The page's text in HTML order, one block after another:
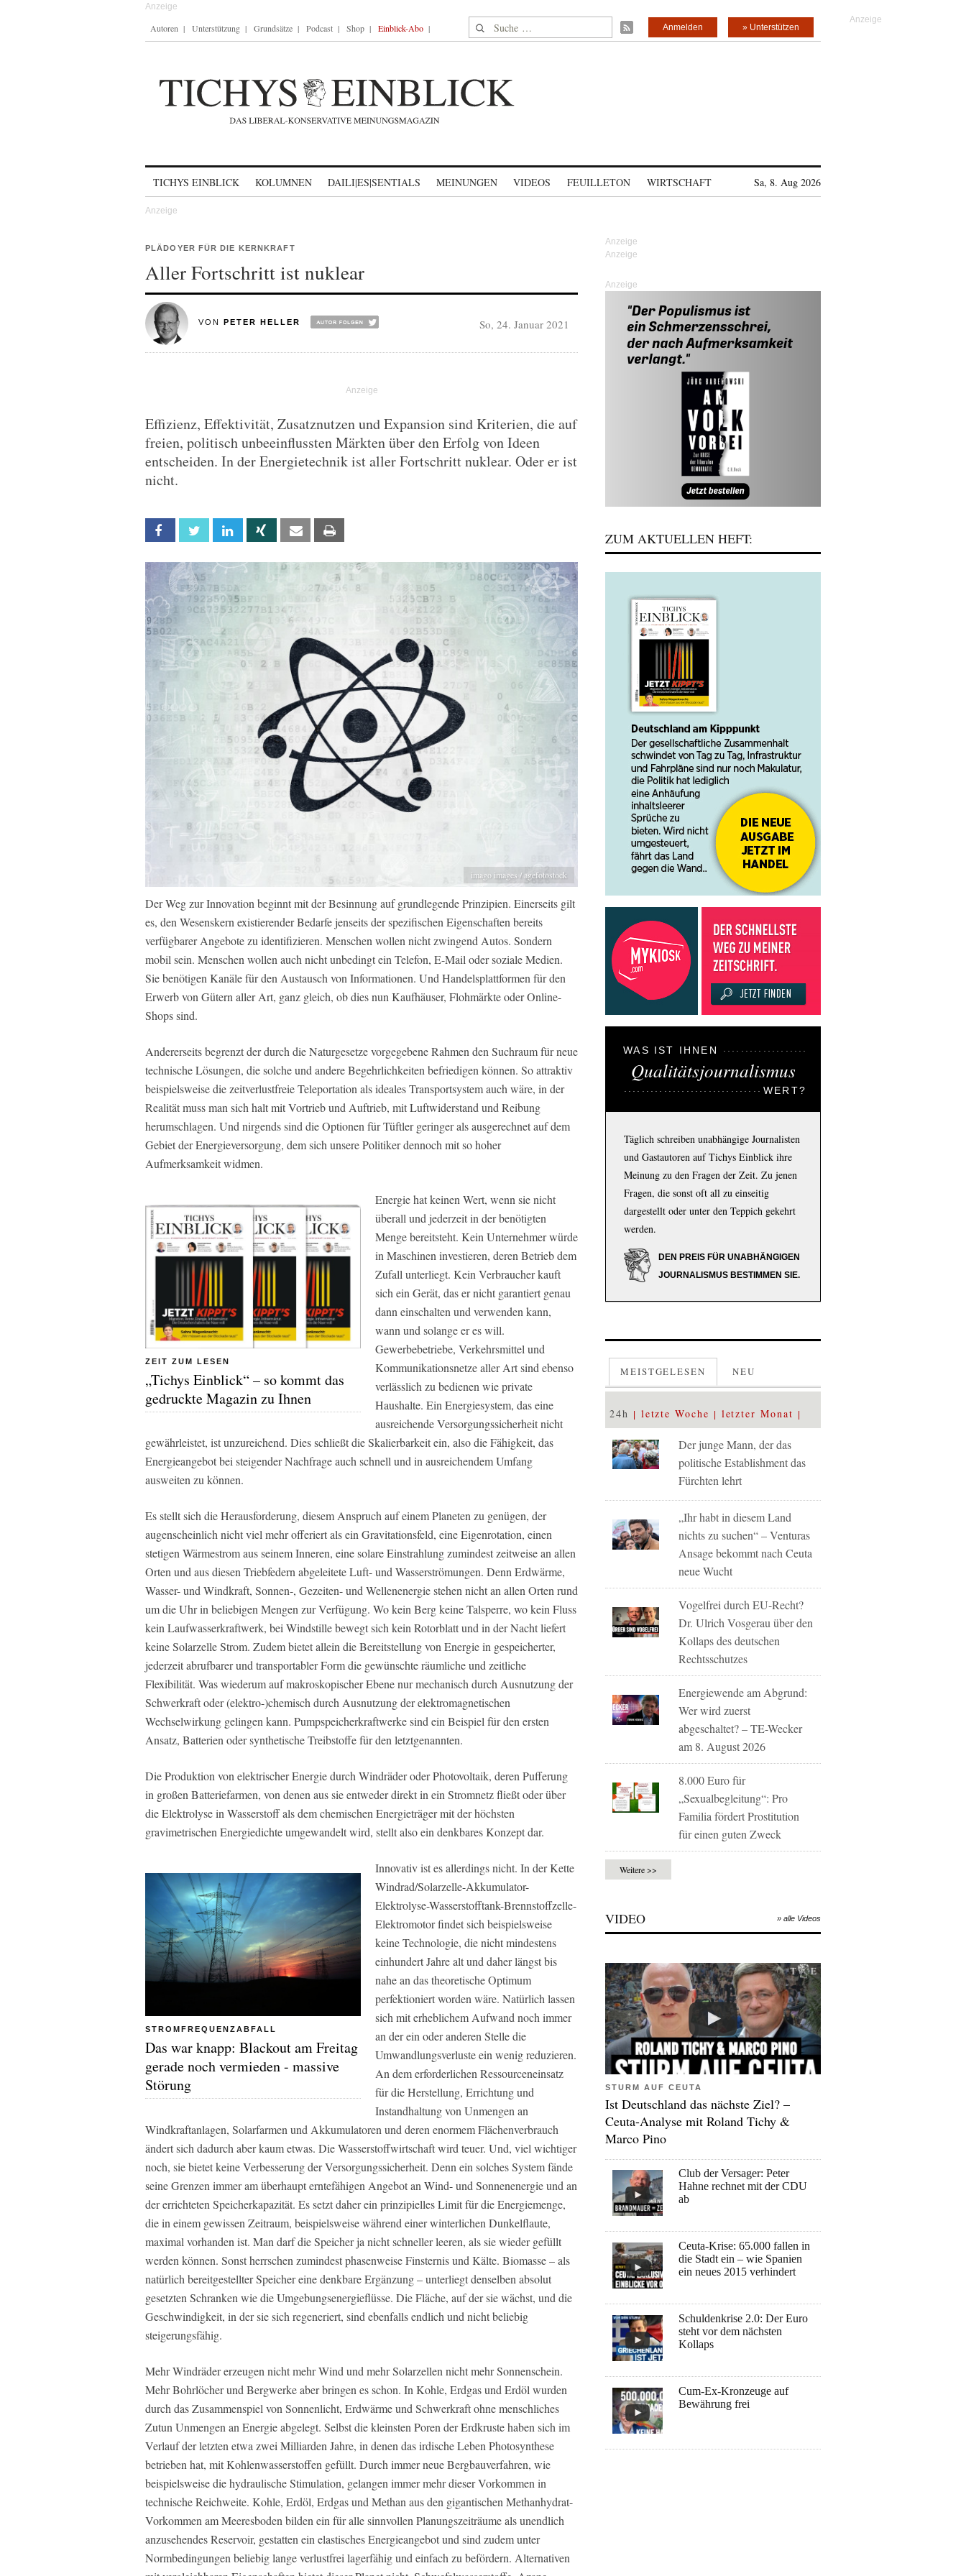
Autoren Unterstützung Grundsätze Podcast Shop Einblick-Abo Suche nach: » Unterstützen
Anmelden
TICHYS EINBLICK KOLUMNEN DAILI|ES|SENTIALS MEINUNGEN VIDEOS FEUILLETON WIRTSCHAFT Sa, 8. Aug 2026
PLÄDOYER FÜR DIE KERNKRAFT
Aller Fortschritt ist nuklear
VON PETER HELLER So, 24. Januar 2021
Effizienz, Effektivität, Zusatznutzen und Expansion sind Kriterien, die auf
freien, politisch unbeeinflussten Märkten über den Erfolg von Ideen
entscheiden. In der Energietechnik ist aller Fortschritt nuklear. Oder er ist
nicht.
Facebook Twitter Linkedin Xing Email
imago images / agefotostock
Der Weg zur Innovation beginnt mit der Besinnung auf grundlegende Prinzipien. Einerseits gilt
es, den Wesenskern existierender Bedarfe jenseits der spezifischen Eigenschaften bereits
verfügbarer Angebote zu identifizieren. Menschen wollen nicht zwingend Autos. Sondern
mobil sein. Menschen wollen auch nicht unbedingt ein Telefon, E-Mail oder soziale Medien.
Sie benötigen Kanäle für den Austausch von Informationen. Und Handelsplattformen für den
Erwerb von Gütern aller Art, ganz gleich, ob dies nun Kaufhäuser, Flohmärkte oder Online-
Shops sind.
Andererseits begrenzt der durch die Naturgesetze vorgegebene Rahmen den Suchraum für neue
technische Lösungen, die solche und andere Begehrlichkeiten befriedigen können. So attraktiv
beispielsweise die zeitverlustfreie Teleportation als ideales Transportsystem auch wäre, in der
Realität muss man sich halt mit Vortrieb und Auftrieb, mit Luftwiderstand und Reibung
herumschlagen. Und nirgends sind die Optionen für Tüftler geringer als ausgerechnet auf dem
Gebiet der Energieversorgung, dem sich unsere Politiker dennoch mit so hoher
Aufmerksamkeit widmen.
ZEIT ZUM LESEN
„Tichys Einblick“ – so kommt das
gedruckte Magazin zu Ihnen
Energie hat keinen Wert, wenn sie nicht
überall und jederzeit in der benötigten
Menge bereitsteht. Kein Unternehmer würde
in Maschinen investieren, deren Betrieb dem
Zufall unterliegt. Kein Verbraucher kauft
sich ein Gerät, das er nicht garantiert genau
dann einschalten und verwenden kann,
wann und solange er es will.
Gewerbebetriebe, Verkehrsmittel und
Kommunikationsnetze aller Art sind ebenso
verlässlich zu bedienen wie private
Haushalte. Ein Energiesystem, das eine
ausreichende Versorgungssicherheit nicht
gewährleistet, ist unzureichend. Dies schließt die Skalierbarkeit ein, also die Fähigkeit, das
Energieangebot bei steigender Nachfrage auch schnell und in ausreichendem Umfang
ausweiten zu können.
Es stellt sich die Herausforderung, diesem Anspruch auf einem Planeten zu genügen, der
augenscheinlich nicht viel mehr offeriert als ein Gravitationsfeld, eine Eigenrotation, einen
stetigen Wärmestrom aus seinem Inneren, eine solare Einstrahlung zumindest zeitweise an allen
Orten und aus diesen Triebfedern abgeleitete Luft- und Wasserströmungen. Denn Erdwärme,
Wasser- und Windkraft, Sonnen-, Gezeiten- und Wellenenergie stehen nicht an allen Orten rund
um die Uhr in beliebigen Mengen zur Verfügung. Wo kein Berg keine Talsperre, wo kein Fluss
kein Laufwasserkraftwerk, bei Windstille bewegt sich kein Rotorblatt und in der Nacht liefert
keine Solarzelle Strom. Zudem bietet allein die Bereitstellung von Energie in gespeicherter,
jederzeit abrufbarer und transportabler Form die gewünschte räumliche und zeitliche
Flexibilität. Was wiederum auf makroskopischer Ebene nur mechanisch durch Ausnutzung der
Schwerkraft oder (elektro-)chemisch durch Ausnutzung der elektromagnetischen
Wechselwirkung gelingen kann. Pumpspeicherkraftwerke sind ein Beispiel für den ersten
Ansatz, Batterien oder synthetische Treibstoffe für den letztgenannten.
Die Produktion von elektrischer Energie durch Windräder oder Photovoltaik, deren Pufferung
in großen Batteriefarmen, von denen aus sie entweder direkt in ein Stromnetz fließt oder über
die Elektrolyse in Wasserstoff als dem chemischen Energieträger mit der höchsten
gravimetrischen Energiedichte umgewandelt wird, stellt also ein denkbares Konzept dar.
STROMFREQUENZABFALL
Das war knapp: Blackout am Freitag
gerade noch vermieden - massive
Störung
Innovativ ist es allerdings nicht. In der Kette
Windrad/Solarzelle-Akkumulator-
Elektrolyse-Wasserstofftank-Brennstoffzelle-
Elektromotor findet sich beispielsweise
keine Technologie, die nicht mindestens
einhundert Jahre alt und daher längst bis
nahe an das theoretische Optimum
perfektioniert worden wäre. Natürlich lassen
sich mit erheblichem Aufwand noch immer
an der ein oder anderen Stelle die
Umwandlungsverluste ein wenig reduzieren.
An dem erforderlichen Ressourceneinsatz
für die Herstellung, Errichtung und
Instandhaltung von Unmengen an
Windkraftanlagen, Solarfarmen und Akkumulatoren und deren enormem Flächenverbrauch
ändert sich dadurch aber kaum etwas. Die Wasserstoffwirtschaft wird teuer. Und, viel wichtiger
noch, sie bietet keine Verbesserung der Versorgungssicherheit. Denn ein solches System fände
seine Grenzen immer am überhaupt erntefähigen Angebot an Wind- und Sonnenenergie und an
der errichteten Speicherkapazität. Es setzt daher ein prinzipielles Limit für die Energiemenge,
die in einem gewissen Zeitraum, beispielsweise während einer winterlichen Dunkelflaute,
maximal vorhanden ist. Man darf die Speicher ja nicht schneller leeren, als sie wieder gefüllt
werden können. Sonst herrschen zumindest phasenweise Finsternis und Kälte. Biomasse – als
natürlich bereitgestellter Speicher eine denkbare Ergänzung – unterliegt denselben absolut
gesetzten Schranken wie die Umgebungsenergieflüsse. Die Fläche, auf der sie wächst, und die
Geschwindigkeit, in der sie sich regeneriert, sind ebenfalls endlich und nicht beliebig
steigerungsfähig.
Mehr Windräder erzeugen nicht mehr Wind und mehr Solarzellen nicht mehr Sonnenschein.
Mehr Bohrlöcher und Bergwerke aber bringen es schon. In Kohle, Erdgas und Erdöl wurden
durch das Zusammenspiel von Sonnenlicht, Erdwärme und Schwerkraft ohne menschliches
Zutun Unmengen an Energie abgelegt. Selbst die kleinsten Poren der Erdkruste haben sich im
Verlauf der letzten etwa zwei Milliarden Jahre, in denen das irdische Leben Photosynthese
betrieben hat, mit Kohlenwasserstoffen gefüllt. Durch immer neue Bergbauverfahren, wie
beispielsweise die hydraulische Stimulation, gelangen immer mehr dieser Vorkommen in
technische Reichweite. Kohle, Erdöl, Erdgas und Methan aus den gigantischen Methanhydrat-
Vorkommen am Meeresboden bilden ein für alle sinnvollen Planungszeiträume als unendlich
anzusehendes Reservoir, gestatten ein elastisches Energieangebot und sind zudem unter
Normbedingungen beliebig lange verlustfrei lagerfähig und einfach zu befördern. Alternativen
Anzeige
ZUM AKTUELLEN HEFT:
WAS IST IHNEN
Qualitätsjournalismus
WERT?
Täglich schreiben unabhängige Journalisten
und Gastautoren auf Tichys Einblick ihre
Meinung zu den Fragen der Zeit. Zu jenen
Fragen, die sonst oft all zu einseitig
dargestellt oder unter den Teppich gekehrt
werden.
DEN PREIS FÜR UNABHÄNGIGEN
JOURNALISMUS BESTIMMEN SIE.
MEISTGELESEN NEU
24h letzte Woche letzter Monat
Der junge Mann, der das
politische Establishment das
Fürchten lehrt
„Ihr habt in diesem Land
nichts zu suchen“ – Venturas
Ansage bekommt nach Ceuta
neue Wucht
Vogelfrei durch EU-Recht?
Dr. Ulrich Vosgerau über den
Kollaps des deutschen
Rechtsschutzes
Energiewende am Abgrund:
Wer wird zuerst
abgeschaltet? – TE-Wecker
am 8. August 2026
8.000 Euro für
„Sexualbegleitung“: Pro
Familia fördert Prostitution
für einen guten Zweck
Weitere >>
VIDEO » alle Videos
STURM AUF CEUTA
Ist Deutschland das nächste Ziel? –
Ceuta-Analyse mit Roland Tichy &
Marco Pino
Club der Versager: Peter
Hahne rechnet mit der CDU
ab
Ceuta-Krise: 65.000 fallen in
die Stadt ein – wie Spanien
ein neues 2015 verhindert
Schuldenkrise 2.0: Der Euro
steht vor dem nächsten
Kollaps
Cum-Ex-Kronzeuge auf
Bewährung frei